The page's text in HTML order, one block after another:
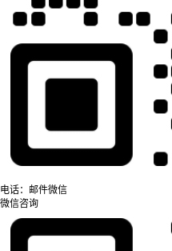
电话： 邮件微信
微信咨询